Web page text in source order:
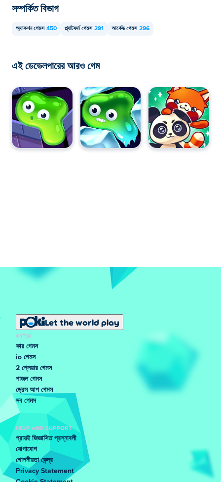
সম্পর্কিত বিভাগ
অ্যাকশন গেমস 450 প্ল্যাটফর্ম গেমস 291 আর্কেড গেমস 296
এই ডেভেলপারের আরও গেম
Let the world play
জনপ্রিয়
কার গেমস
io গেমস
2 প্লেয়ার গেমস
পাজল গেমস
ড্রেস আপ গেমস
সব গেমস
HELP AND SUPPORT
প্রায়ই জিজ্ঞাসিত প্রশ্নাবলী
যোগাযোগ
গোপনীয়তা কেন্দ্র
Privacy Statement